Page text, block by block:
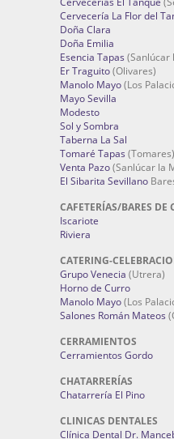
Cervecería La Flor del
Doña Clara
Doña Emilia
Esencia Tapas (Sanlúcar
Er Traguito(Olivares)
Manolo Mayo(Los
Mayo Sevilla
Modesto
Sol y Sombra
Taberna La Sal
Tomaré Tapas (Tomares)
Venta Pazo(Sanlúcar la
El Sibarita Sevillano
CAFETERÍAS/BARES DE
Iscariote
Riviera
CATERING-
Grupo Venecia (Utrera)
Horno de Curro
Manolo Mayo(Los
Salones Román Mateos
CERRAMIENTOS
Cerramientos Gordo
CHATARRERÍAS
Chatarrería El Pino
CLINICAS DENTALES
Clínica Dental Dr.